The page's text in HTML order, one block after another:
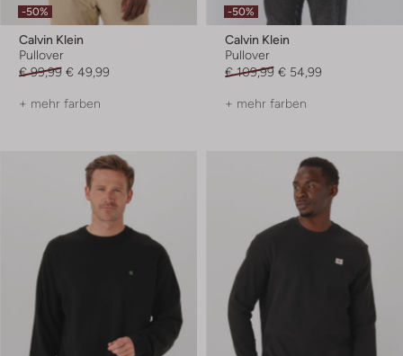
-50%
Calvin Klein
Pullover
€ 99,99 € 49,99
+ mehr farben
-50%
Calvin Klein
Pullover
€ 109,99 € 54,99
+ mehr farben